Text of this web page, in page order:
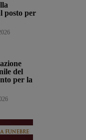
posto per
del
per la